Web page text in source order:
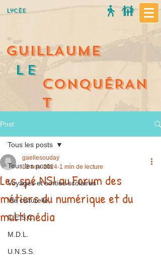
Lycée
GUILLAUME
Le
CONQUÉRAN
T
Post
Tous les posts
Voyages et sorties scolaires
Vie culturelle
C.E.S.C.
M.D.L.
U.N.S.S.
Tous les posts
Les spé NSI au Forum des
métiers du numérique et du
multimédia
gaellesouday
12 nov. 2024 1 min de lecture